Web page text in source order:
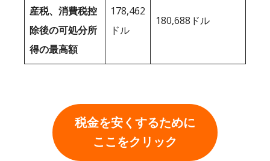
産税、消費税控
除後の可処分所
得の最高額
178,462
ドル
180,688ドル
税金を安くするために
ここをクリック